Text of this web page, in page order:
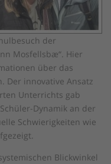
der
Mosfellsbæ“. Hier
über das
Der innovative Ansatz
Unterrichts gab
Dynamik an der
Schwierigkeiten wie
Blickwinkel